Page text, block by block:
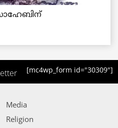
[mc4wp_form id="30309"]
Media
Religion